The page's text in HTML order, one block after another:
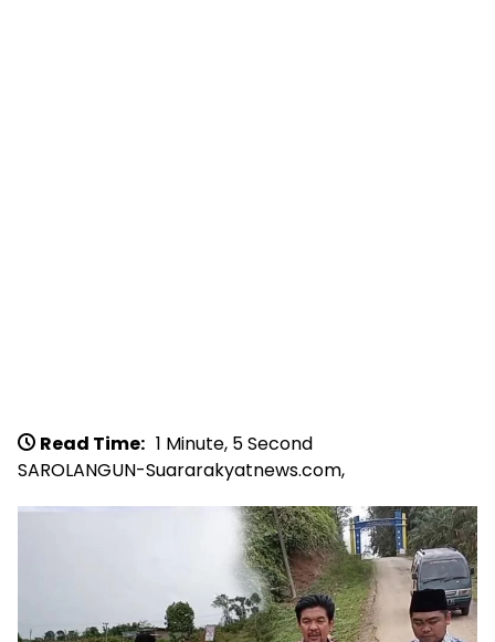
Read Time: 1 Minute, 5 Second
SAROLANGUN-Suararakyatnews.com,